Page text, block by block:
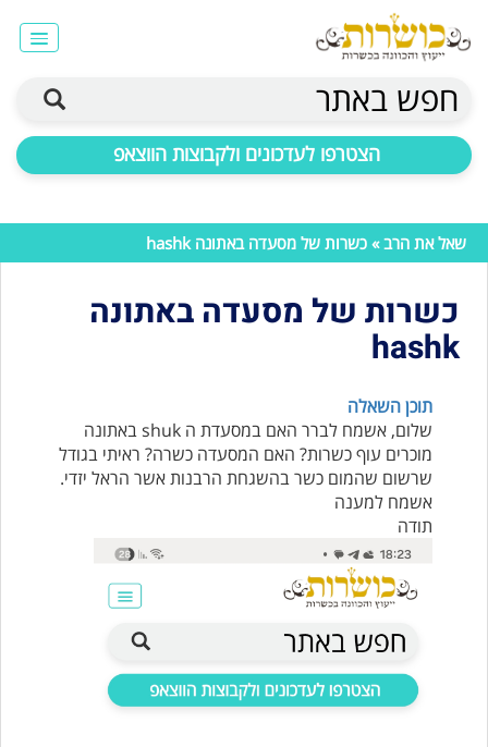
חפש באתר
הצטרפו לעדכונים ולקבוצות הווצאפ
שאל את הרב» כשרות של מסעדה באתונה hashk
כשרות של מסעדה באתונה
hashk
תוכן השאלה
שלום, אשמח לברר האם במסעדת ה shuk באתונה
מוכרים עוף כשרות? האם המסעדה כשרה? ראיתי בגודל
שרשום שהמום כשר בהשגחת הרבנות אשר הראל יזדי.
אשמח למענה
תודה